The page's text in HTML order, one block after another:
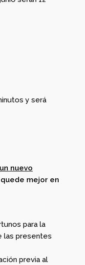
y será
nuevo
mejor en
para la
las presentes
previa al